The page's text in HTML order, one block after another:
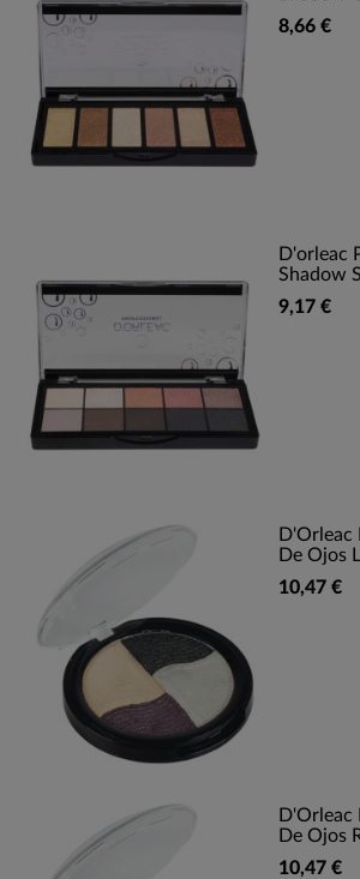
8,66 €
D'orleac
Shadow
9,17 €
D'Orleac
De Ojos
10,47 €
D'Orleac
De Ojos
10,47 €